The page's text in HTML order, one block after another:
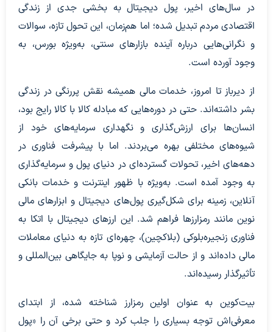
در سال‌های اخیر، پول دیجیتال به بخشی جدی از زندگی
اقتصادی مردم تبدیل شده؛ اما هم‌زمان، این تحول تازه، سوالات
و نگرانی‌هایی درباره آینده بازارهای سنتی، به‌ویژه بورس، به
وجود آورده است.
از دیرباز تا امروز، خدمات مالی همیشه نقش پررنگی در زندگی
بشر داشته‌اند. حتی در دوره‌هایی که مبادله کالا با کالا رایج بود،
انسان‌ها برای ارزش‌گذاری و نگهداری سرمایه‌های خود از
شیوه‌های مختلفی بهره می‌بردند. اما با پیشرفت فناوری در
دهه‌های اخیر، تحولات گسترده‌ای در دنیای پول و سرمایه‌گذاری
به وجود آمده است. به‌ویژه با ظهور اینترنت و خدمات بانکی
آنلاین، زمینه برای شکل‌گیری پول‌های دیجیتال و ابزارهای مالی
نوین مانند رمزارزها فراهم شد. این ارزهای دیجیتال با اتکا به
فناوری زنجیره‌بلوکی (بلاکچین)، چهره‌ای تازه به دنیای معاملات
مالی داده‌اند و از حالت آزمایشی و نوپا به جایگاهی بین‌المللی و
تأثیرگذار رسیده‌اند.
بیت‌کوین به عنوان اولین رمزارز شناخته شده، از ابتدای
معرفی‌اش توجه بسیاری را جلب کرد و حتی برخی آن را «پول